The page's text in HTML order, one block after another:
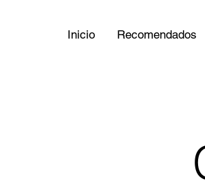
Inicio Recomendados